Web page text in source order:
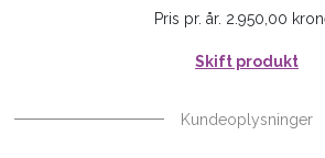
Pris pr. år. 2.950,00
Skift produkt
Kundeoplysninger